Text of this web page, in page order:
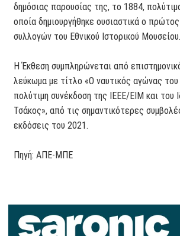
δημόσιας παρουσίας της, το 1884,
οποία δημιουργήθηκε ουσιαστικά ο
συλλογών του Εθνικού Ιστορικού Μουσείου.
Η Έκθεση συμπληρώνεται από
λεύκωμα με τίτλο «Ο ναυτικός αγώνας του
πολύτιμη συνέκδοση της ΙΕΕΕ/ΕΙΜ και του
Τσάκος», από τις σημαντικότερες
εκδόσεις του 2021.
Πηγή: ΑΠΕ-ΜΠΕ